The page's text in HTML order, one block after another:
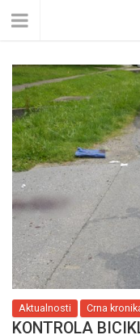
Aktualnosti Crna
KONTROLA